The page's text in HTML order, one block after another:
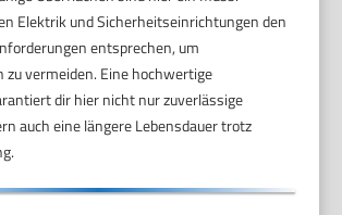
Elektrik und Sicherheitseinrichtungen den
entsprechen, um
vermeiden. Eine hochwertige
dir hier nicht nur zuverlässige
auch eine längere Lebensdauer trotz